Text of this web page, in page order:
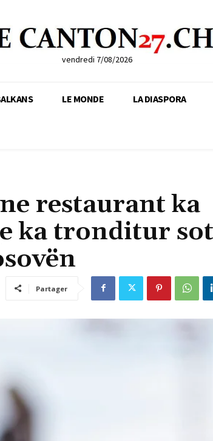
vendredi 7/08/2026
LE MONDE LA DIASPORA
restaurant ka
ka tronditur
Partager